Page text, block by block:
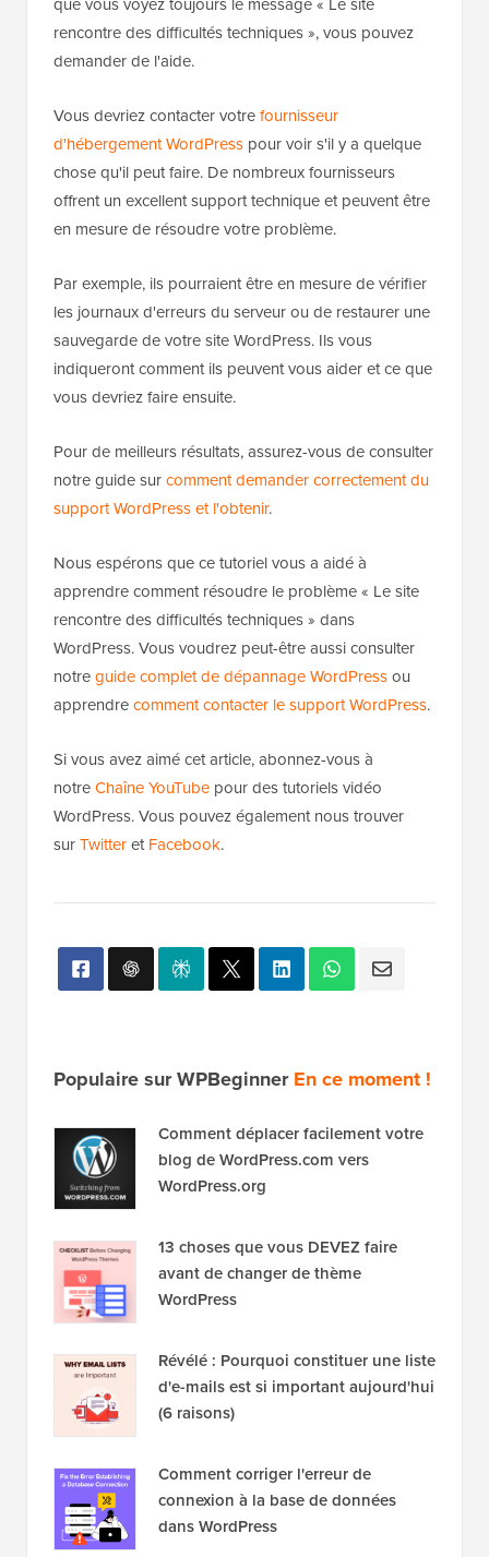
rencontre des difficultés techniques », vous pouvez
demander de l'aide.
Vous devriez contacter votrefournisseur
d'hébergement WordPress pour voir s'il y a quelque
chose qu'il peut faire. De nombreux fournisseurs
offrent un excellent support technique et peuvent être
en mesure de résoudre votre problème.
Par exemple, ils pourraient être en mesure de vérifier
les journaux d'erreurs du serveur ou de restaurer une
sauvegarde de votre site WordPress. Ils vous
indiqueront comment ils peuvent vous aider et ce que
vous devriez faire ensuite.
Pour de meilleurs résultats, assurez-vous de consulter
notre guide surcomment demander correctement du
support WordPress et l'obtenir.
Nous espérons que ce tutoriel vous a aidé à
apprendre comment résoudre le problème « Le site
rencontre des difficultés techniques » dans
WordPress. Vous voudrez peut-être aussi consulter
notreguide complet de dépannage WordPressou
apprendrecomment contacter le support WordPress.
Si vous avez aimé cet article, abonnez-vous à
notreChaîne YouTube pour des tutoriels vidéo
WordPress. Vous pouvez également nous trouver
surTwitteretFacebook.
Populaire sur WPBeginnerEn ce moment !
Comment déplacer facilement votre
blog de WordPress.com vers
WordPress.org
13 choses que vous DEVEZ faire
avant de changer de thème
WordPress
Révélé : Pourquoi constituer une liste
d'e-mails est si important aujourd'hui
(6 raisons)
Comment corriger l'erreur de
connexion à la base de données
dans WordPress